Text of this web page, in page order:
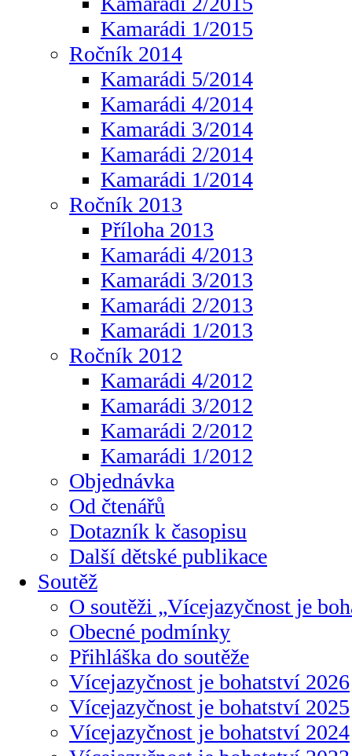
Kamarádi 1/2015
Ročník 2014
Kamarádi 5/2014
Kamarádi 4/2014
Kamarádi 3/2014
Kamarádi 2/2014
Kamarádi 1/2014
Ročník 2013
Příloha 2013
Kamarádi 4/2013
Kamarádi 3/2013
Kamarádi 2/2013
Kamarádi 1/2013
Ročník 2012
Kamarádi 4/2012
Kamarádi 3/2012
Kamarádi 2/2012
Kamarádi 1/2012
Objednávka
Od čtenářů
Dotazník k časopisu
Další dětské publikace
Soutěž
O soutěži „Vícejazyčnost je
Obecné podmínky
Přihláška do soutěže
Vícejazyčnost je bohatství 2026
Vícejazyčnost je bohatství 2025
Vícejazyčnost je bohatství 2024